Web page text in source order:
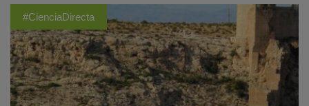
#CienciaDirecta